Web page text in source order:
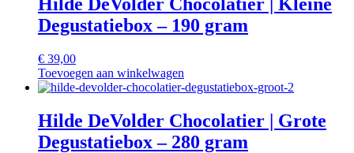
Degustatiebox – 190 gram
€ 39,00
Toevoegen aan winkelwagen
Hilde DeVolder Chocolatier | Grote
Degustatiebox – 280 gram